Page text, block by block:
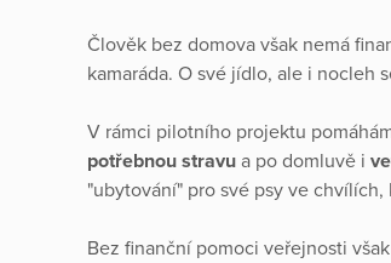
Člověk bez domova však nemá
kamaráda. O své jídlo, ale i nocleh
V rámci pilotního projektu
potřebnou stravu a po domluvě i
"ubytování" pro své psy ve
Bez finanční pomoci veřejnosti